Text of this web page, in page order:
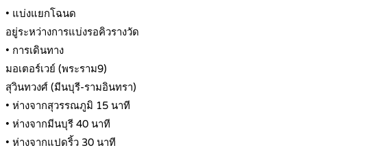
• แบ่งแยกโฉนด
อยู่ระหว่างการแบ่งรอคิวรางวัด
• การเดินทาง
มอเตอร์เวย์ (พระราม9)
สุวินทวงศ์ (มีนบุรี-รามอินทรา)
• ห่างจากสุวรรณภูมิ 15 นาที
• ห่างจากมีนบุรี 40 นาที
• ห่างจากแปดริ้ว 30 นาที